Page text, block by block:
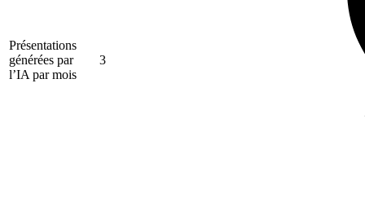
Présentations
générées par
l’IA par mois
3